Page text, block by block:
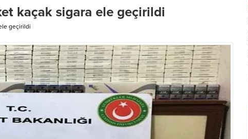
çalışmada, görüntülerden işyerini...
kaçak sigara ele geçirildi
geçirildi